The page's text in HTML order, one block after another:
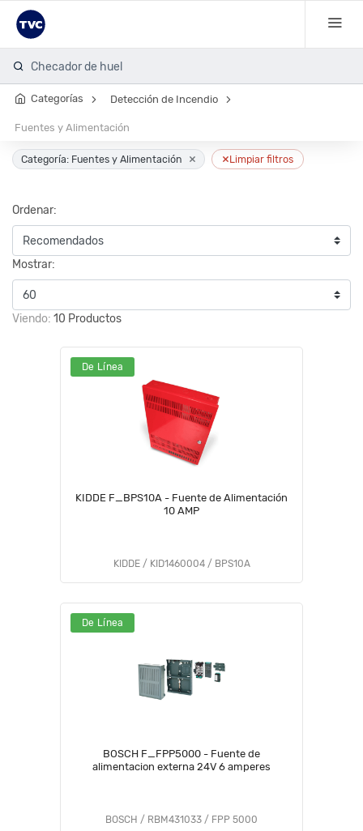
Checador de huella
Categorías Detección de Incendio
Fuentes y Alimentación
Categoría: Fuentes y Alimentación × ×Limpiar filtros
Ordenar:
Mostrar:
Viendo: 10 Productos
De Línea
KIDDE F_BPS10A - Fuente de Alimentación
10 AMP
KIDDE / KID1460004 / BPS10A
De Línea
BOSCH F_FPP5000 - Fuente de
alimentacion externa 24V 6 amperes
BOSCH / RBM431033 / FPP 5000